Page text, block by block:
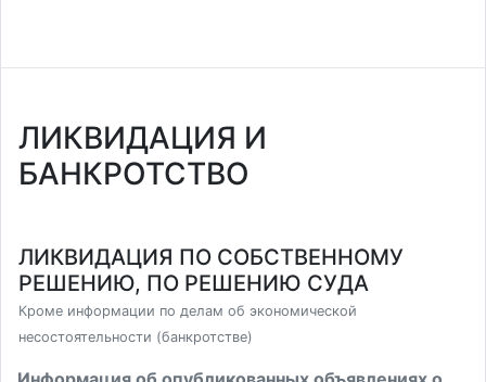
ЛИКВИДАЦИЯ И
БАНКРОТСТВО
ЛИКВИДАЦИЯ ПО СОБСТВЕННОМУ
РЕШЕНИЮ, ПО РЕШЕНИЮ СУДА
Кроме информации по делам об экономической
несостоятельности (банкротстве)